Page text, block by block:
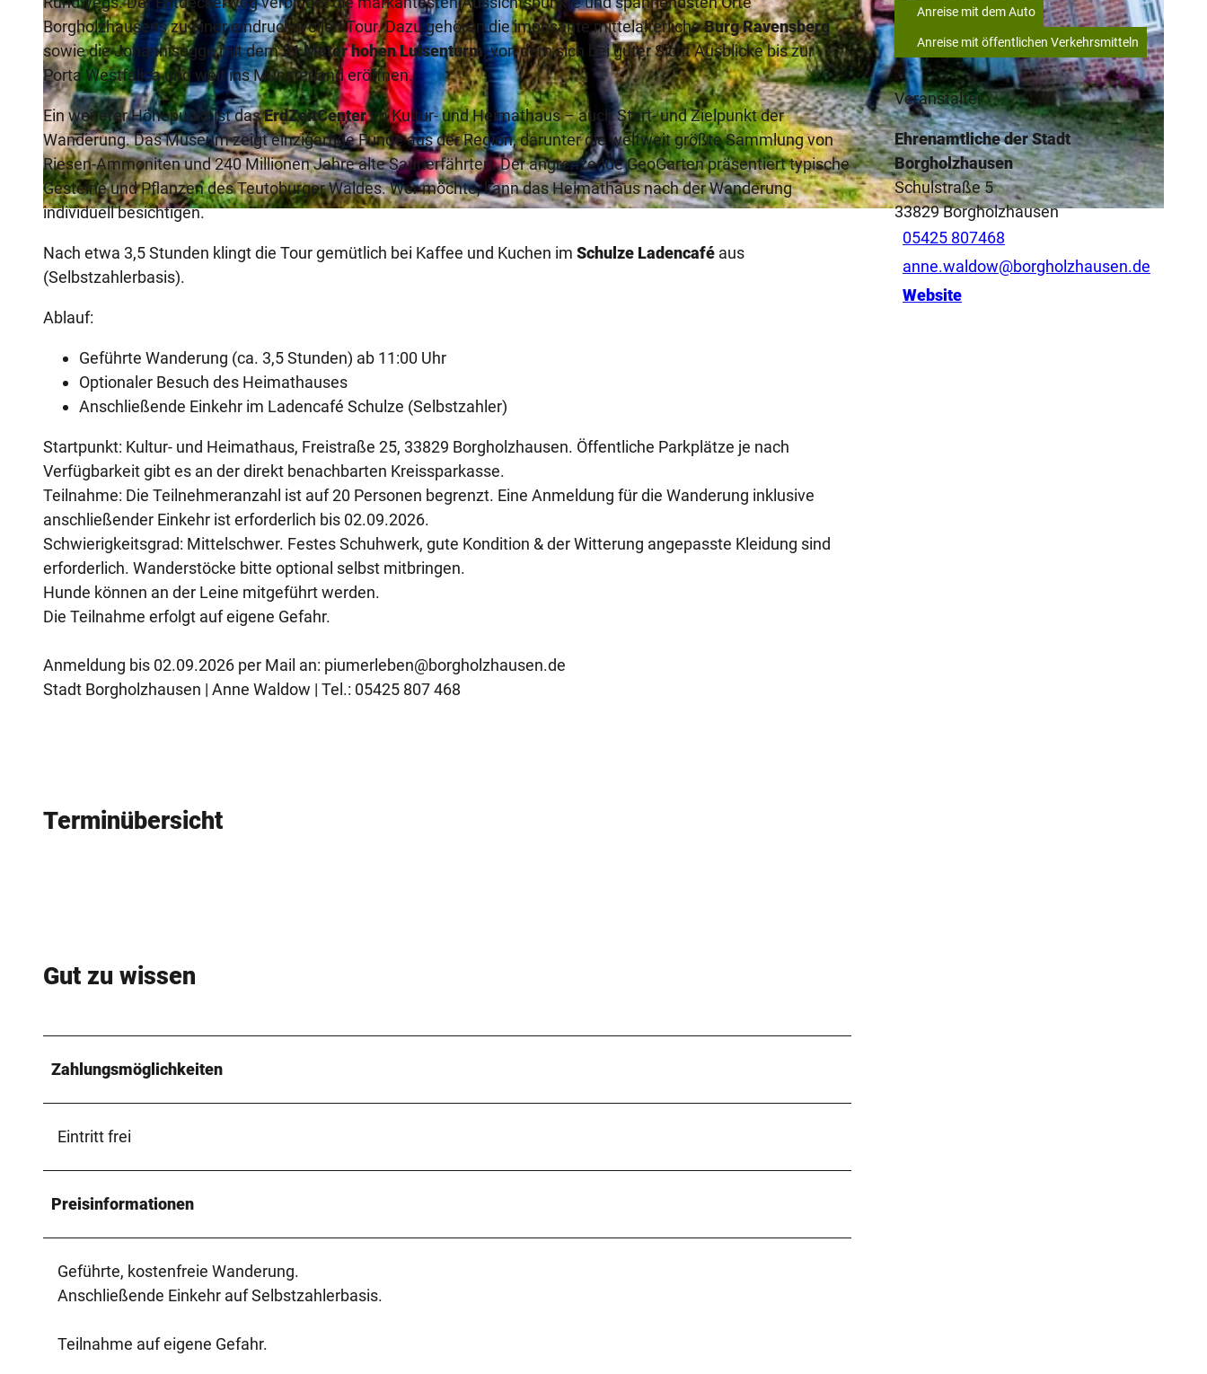
© Teutoburger Wald / pro Wirtschaft GT / Mario Wallenfang, Mario Wallenfang Fotografie |
Borgholzhausens zu einer eindrucksvollen Tour. Dazu gehören die imposante mittelalterlicheBurg Ravensberg
sowie die Johannisegge mit dem21 Meter hohen Luisenturm, von dem sich bei guter Sicht Ausblicke bis zur
Porta Westfalica und weit ins Münsterland eröffnen.
Ein weiterer Höhepunkt ist dasErdZeitCenterim Kultur- und Heimathaus – auch Start- und Zielpunkt der
Wanderung. Das Museum zeigt einzigartige Funde aus der Region, darunter die weltweit größte Sammlung von
Riesen-Ammoniten und 240 Millionen Jahre alte Saurierfährten. Der angrenzende GeoGarten präsentiert typische
Gesteine und Pflanzen des Teutoburger Waldes. Wer möchte, kann das Heimathaus nach der Wanderung
individuell besichtigen.
Nach etwa 3,5 Stunden klingt die Tour gemütlich bei Kaffee und Kuchen im Schulze Ladencafé aus
(Selbstzahlerbasis).
Ablauf:
Geführte Wanderung (ca. 3,5 Stunden) ab 11:00 Uhr
Optionaler Besuch des Heimathauses
Anschließende Einkehr im Ladencafé Schulze (Selbstzahler)
Startpunkt: Kultur- und Heimathaus, Freistraße 25, 33829 Borgholzhausen. Öffentliche Parkplätze je nach
Verfügbarkeit gibt es an der direkt benachbarten Kreissparkasse.
Teilnahme: Die Teilnehmeranzahl ist auf 20 Personen begrenzt. Eine Anmeldung für die Wanderung inklusive
anschließender Einkehr ist erforderlich bis 02.09.2026.
Schwierigkeitsgrad: Mittelschwer. Festes Schuhwerk, gute Kondition & der Witterung angepasste Kleidung sind
erforderlich. Wanderstöcke bitte optional selbst mitbringen.
Hunde können an der Leine mitgeführt werden.
Die Teilnahme erfolgt auf eigene Gefahr.
Anmeldung bis 02.09.2026 per Mail an: piumerleben@borgholzhausen.de
Stadt Borgholzhausen | Anne Waldow | Tel.: 05425 807 468
Terminübersicht
Gut zu wissen
Zahlungsmöglichkeiten
Eintritt frei
Preisinformationen
Geführte, kostenfreie Wanderung.
Anschließende Einkehr auf Selbstzahlerbasis.
Teilnahme auf eigene Gefahr.
Anreise mit dem Auto
Anreise mit öffentlichen Verkehrsmitteln
Veranstalter
Ehrenamtliche der Stadt
Borgholzhausen
Schulstraße 5
33829Borgholzhausen
05425 807468
anne.waldow@borgholzhausen.de
Website